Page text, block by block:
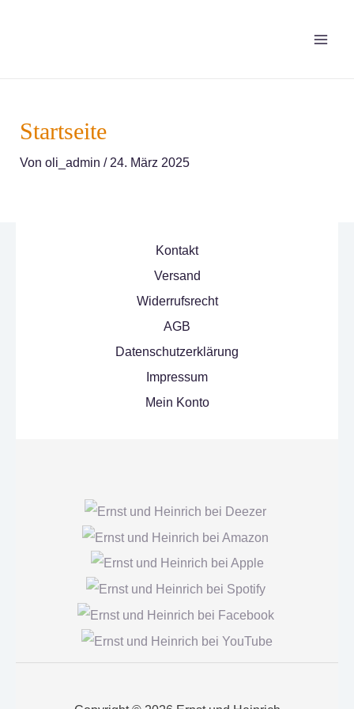
Startseite
Von oli_admin / 24. März 2025
Kontakt
Versand
Widerrufsrecht
AGB
Datenschutzerklärung
Impressum
Mein Konto